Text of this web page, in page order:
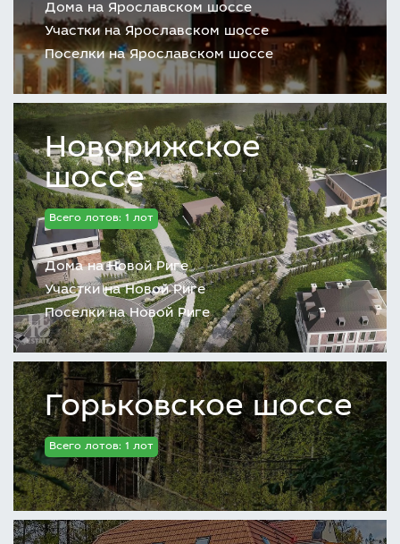
Дома на Ярославском шоссе
Участки на Ярославском шоссе
Поселки на Ярославском шоссе
Новорижское
шоссе
Всего лотов: 1 лот
Дома на Новой Риге
Участки на Новой Риге
Поселки на Новой Риге
Горьковское шоссе
Всего лотов: 1 лот